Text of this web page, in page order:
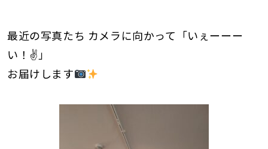
最近の写真たち カメラに向かって「いぇーーー
い！✌」
お届けします